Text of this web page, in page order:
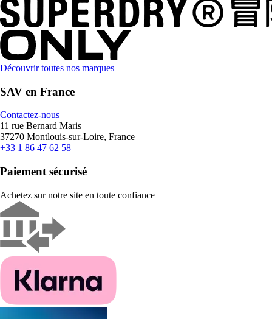
Découvrir toutes nos marques
SAV en France
Contactez-nous
11 rue Bernard Maris
37270 Montlouis-sur-Loire, France
+33 1 86 47 62 58
Paiement sécurisé
Achetez sur notre site en toute confiance